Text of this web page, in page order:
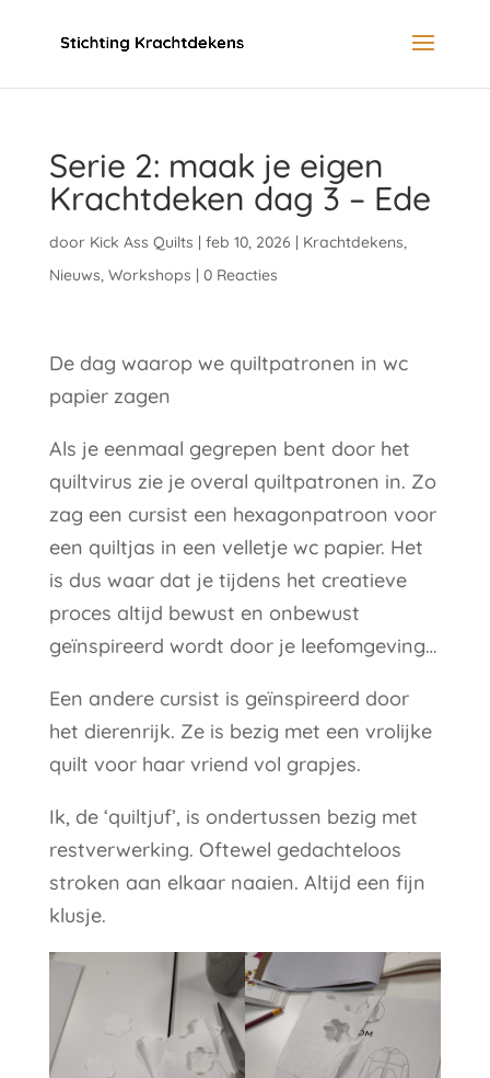
Serie 2: maak je eigen
Krachtdeken dag 3 – Ede
door Kick Ass Quilts | feb 10, 2026 | Krachtdekens,
Nieuws, Workshops | 0 Reacties
De dag waarop we quiltpatronen in wc
papier zagen
Als je eenmaal gegrepen bent door het
quiltvirus zie je overal quiltpatronen in. Zo
zag een cursist een hexagonpatroon voor
een quiltjas in een velletje wc papier. Het
is dus waar dat je tijdens het creatieve
proces altijd bewust en onbewust
geïnspireerd wordt door je leefomgeving…
Een andere cursist is geïnspireerd door
het dierenrijk. Ze is bezig met een vrolijke
quilt voor haar vriend vol grapjes.
Ik, de ‘quiltjuf’, is ondertussen bezig met
restverwerking. Oftewel gedachteloos
stroken aan elkaar naaien. Altijd een fijn
klusje.